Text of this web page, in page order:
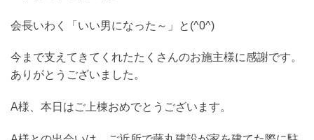
会長いわく「いい男になった～」と(^0^)
今まで支えてきてくれたたくさんのお施主様に感謝です。
ありがとうございました。
A様、本日はご上棟おめでとうございます。